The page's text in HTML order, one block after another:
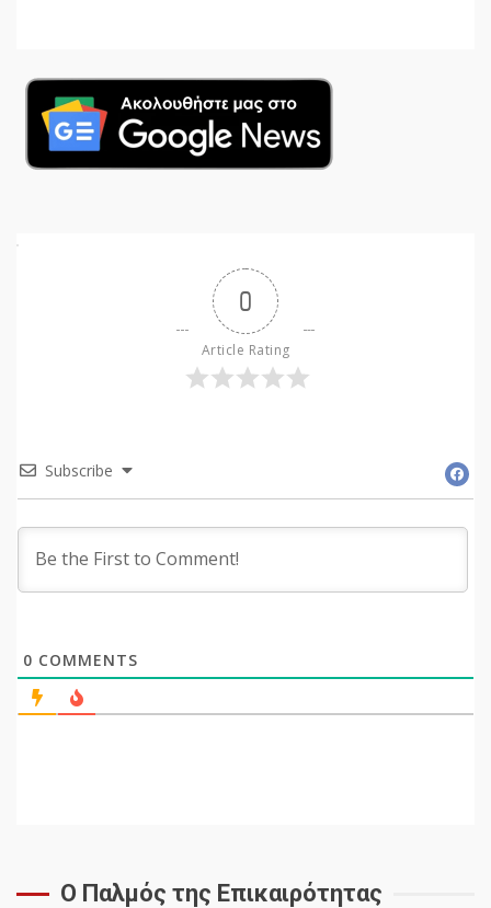
0
Article Rating
Subscribe
0 COMMENTS
Ο Παλμός της Επικαιρότητας